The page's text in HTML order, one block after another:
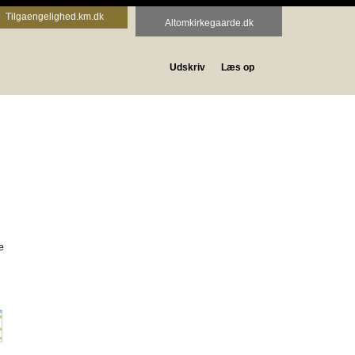
Tilgaengelighed.km.dk
Altomkirkegaarde.dk
Udskriv Læs op